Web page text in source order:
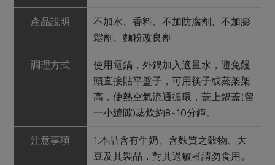
產品說明
不加水、香料、不加防腐劑、不加膨
鬆劑、麵粉改良劑
調理方式
使用電鍋，外鍋加入適量水，避免饅
頭直接貼平盤子，可用筷子或蒸架架
高，使熱空氣流通循環，蓋上鍋蓋(留
一小縫隙)蒸炊約8~10分鐘。
注意事項
1.本品含有牛奶、含麩質之穀物、大
豆及其製品，對其過敏者請勿食用。